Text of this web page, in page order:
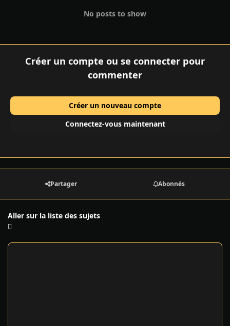
No posts to show
Créer un compte ou se connecter pour
commenter
Créer un nouveau compte
Connectez-vous maintenant
Partager Abonnés
Aller sur la liste des sujets